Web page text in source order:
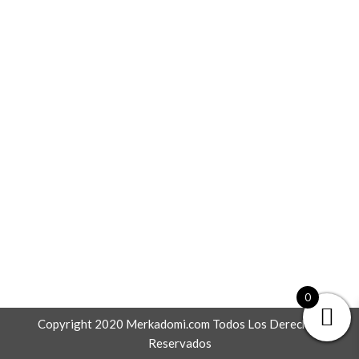
Copyright 2020 Merkadomi.com Todos Los Derechos
Reservados
0